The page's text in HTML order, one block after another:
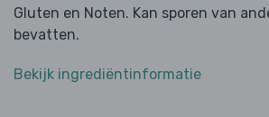
Gluten en Noten. Kan sporen van
bevatten.
Bekijk ingrediëntinformatie